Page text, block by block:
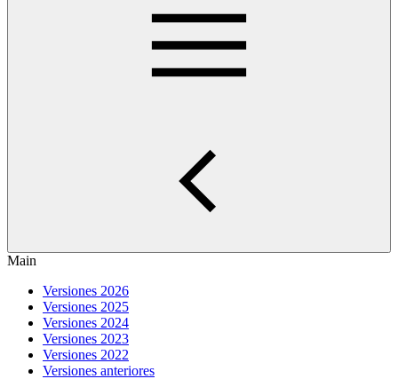
Main
Versiones 2026
Versiones 2025
Versiones 2024
Versiones 2023
Versiones 2022
Versiones anteriores